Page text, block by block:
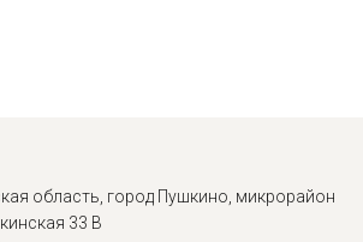
область, город Пушкино, микрорайон
33 В